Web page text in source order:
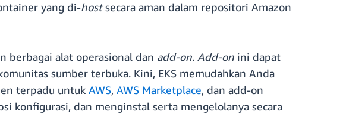
yang di-hostsecara aman dalam repositori Amazon
berbagai alat operasional dan add-on. Add-on ini dapat
sumber terbuka. Kini, EKS memudahkan Anda
terpadu untuk AWS, AWS Marketplace, dan add-on
konfigurasi, dan menginstal serta mengelolanya secara